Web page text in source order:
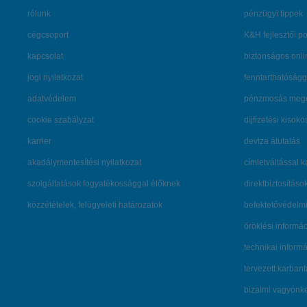
rólunk
cégcsoport
kapcsolat
jogi nyilatkozat
adatvédelem
cookie szabályzat
karrier
akadálymentesítési nyilatkozat
szolgáltatások fogyatékossággal élőknek
közzétételek, felügyeleti határozatok
pénzügyi tippek
K&H fejlesztői
biztonságos
pénzmosás
díjfizetési
deviza átutalás
címletváltással
öröklési
technikai
tervezett
bizalmi